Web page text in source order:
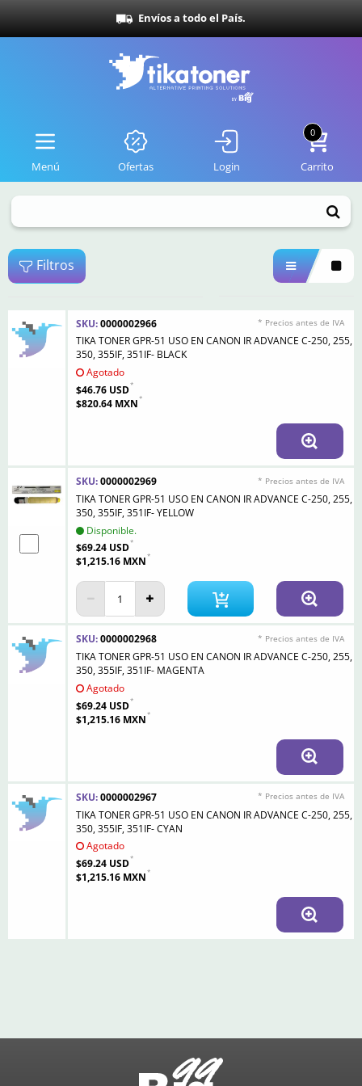
Envíos a todo el País.
Menú Ofertas Login Carrito
0
Filtros
SKU:0000002966
TIKA TONER GPR-51 USO EN CANON IR ADVANCE C-250, 255,
350, 355IF, 351IF- BLACK
Agotado
$46.76 USD
$820.64 MXN
* Precios antes de IVA
SKU:0000002969
TIKA TONER GPR-51 USO EN CANON IR ADVANCE C-250, 255,
350, 355IF, 351IF- YELLOW
Disponible.
$69.24 USD
$1,215.16 MXN
* Precios antes de IVA
SKU:0000002968
TIKA TONER GPR-51 USO EN CANON IR ADVANCE C-250, 255,
350, 355IF, 351IF- MAGENTA
Agotado
$69.24 USD
$1,215.16 MXN
* Precios antes de IVA
SKU:0000002967
TIKA TONER GPR-51 USO EN CANON IR ADVANCE C-250, 255,
350, 355IF, 351IF- CYAN
Agotado
$69.24 USD
$1,215.16 MXN
* Precios antes de IVA